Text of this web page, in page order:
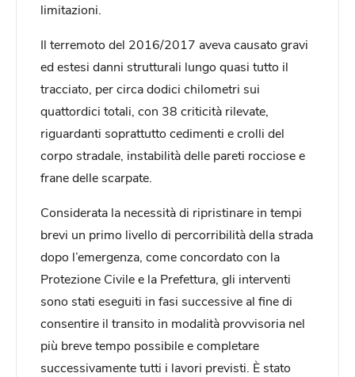
limitazioni.
Il terremoto del 2016/2017 aveva causato gravi
ed estesi danni strutturali lungo quasi tutto il
tracciato, per circa dodici chilometri sui
quattordici totali, con 38 criticità rilevate,
riguardanti soprattutto cedimenti e crolli del
corpo stradale, instabilità delle pareti rocciose e
frane delle scarpate.
Considerata la necessità di ripristinare in tempi
brevi un primo livello di percorribilità della strada
dopo l’emergenza, come concordato con la
Protezione Civile e la Prefettura, gli interventi
sono stati eseguiti in fasi successive al fine di
consentire il transito in modalità provvisoria nel
più breve tempo possibile e completare
successivamente tutti i lavori previsti. È stato